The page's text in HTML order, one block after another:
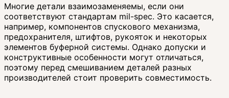
Многие детали взаимозаменяемы, если они
соответствуют стандартам mil-spec. Это касается,
например, компонентов спускового механизма,
предохранителя, штифтов, рукояток и некоторых
элементов буферной системы. Однако допуски и
конструктивные особенности могут отличаться,
поэтому перед смешиванием деталей разных
производителей стоит проверить совместимость.